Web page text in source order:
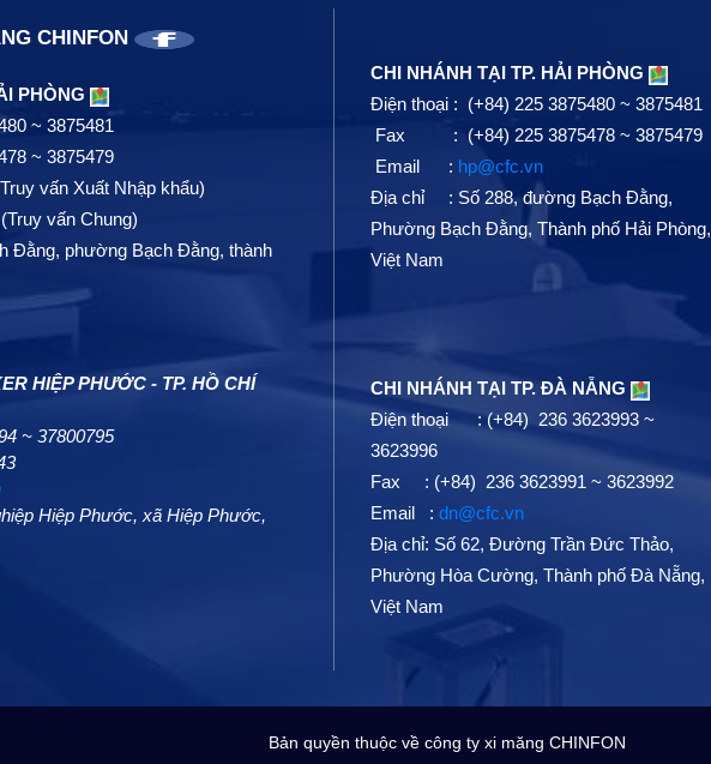
CHINFON
PHÒNG
~ 3875481
~ 3875479
vấn Xuất Nhập khẩu)
(Truy vấn Chung)
Đằng, phường Bạch Đằng, thành
HIỆP PHƯỚC - TP. HỒ CHÍ
~ 37800795
Hiệp Phước, xã Hiệp Phước,
CHI NHÁNH TẠI TP. HẢI PHÒNG
Điện thoại : (+84) 225 3875480 ~ 3875481
Fax : (+84) 225 3875478 ~ 3875479
Email : hp@cfc.vn
Địa chỉ : Số 288, đường Bạch Đằng,
Phường Bạch Đằng, Thành phố Hải Phòng,
Việt Nam
CHI NHÁNH TẠI TP. ĐÀ NẴNG
Điện thoại : (+84) 236 3623993 ~
3623996
Fax : (+84) 236 3623991 ~ 3623992
Email : dn@cfc.vn
Địa chỉ: Số 62, Đường Trần Đức Thảo,
Phường Hòa Cường, Thành phố Đà Nẵng,
Việt Nam
Bản quyền thuộc về công ty xi măng CHINFON